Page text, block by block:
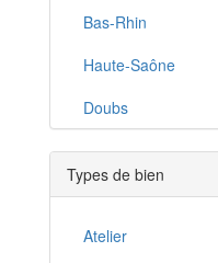
Altkirch
Wittenheim
Rosenau
Sierentz
Kingersheim
Rixheim
Bas-Rhin
Haute-Saône
Doubs
Types de bien
Atelier